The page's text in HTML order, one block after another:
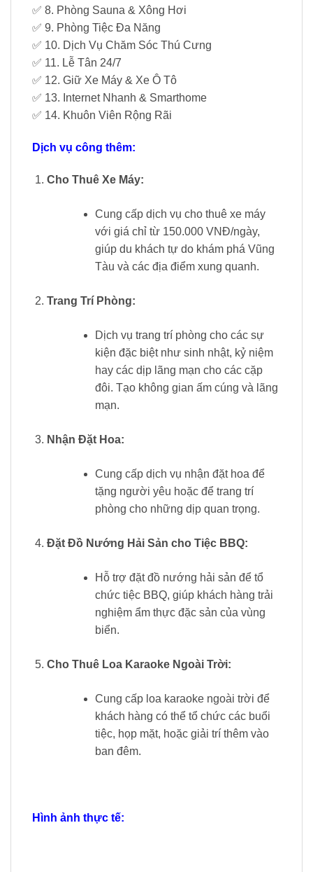
✅ 8. Phòng Sauna & Xông Hơi
✅ 9. Phòng Tiệc Đa Năng
✅ 10. Dịch Vụ Chăm Sóc Thú Cưng
✅ 11. Lễ Tân 24/7
✅ 12. Giữ Xe Máy & Xe Ô Tô
✅ 13. Internet Nhanh & Smarthome
✅ 14. Khuôn Viên Rộng Rãi
Dịch vụ công thêm:
Cho Thuê Xe Máy:
Cung cấp dịch vụ cho thuê xe máy
với giá chỉ từ 150.000 VNĐ/ngày,
giúp du khách tự do khám phá Vũng
Tàu và các địa điểm xung quanh.
Trang Trí Phòng:
Dịch vụ trang trí phòng cho các sự
kiện đặc biệt như sinh nhật, kỷ niệm
hay các dịp lãng mạn cho các cặp
đôi. Tạo không gian ấm cúng và lãng
mạn.
Nhận Đặt Hoa:
Cung cấp dịch vụ nhận đặt hoa để
tặng người yêu hoặc để trang trí
phòng cho những dịp quan trọng.
Đặt Đồ Nướng Hải Sản cho Tiệc BBQ:
Hỗ trợ đặt đồ nướng hải sản để tổ
chức tiệc BBQ, giúp khách hàng trải
nghiệm ẩm thực đặc sản của vùng
biển.
Cho Thuê Loa Karaoke Ngoài Trời:
Cung cấp loa karaoke ngoài trời để
khách hàng có thể tổ chức các buổi
tiệc, họp mặt, hoặc giải trí thêm vào
ban đêm.
Hình ảnh thực tế: